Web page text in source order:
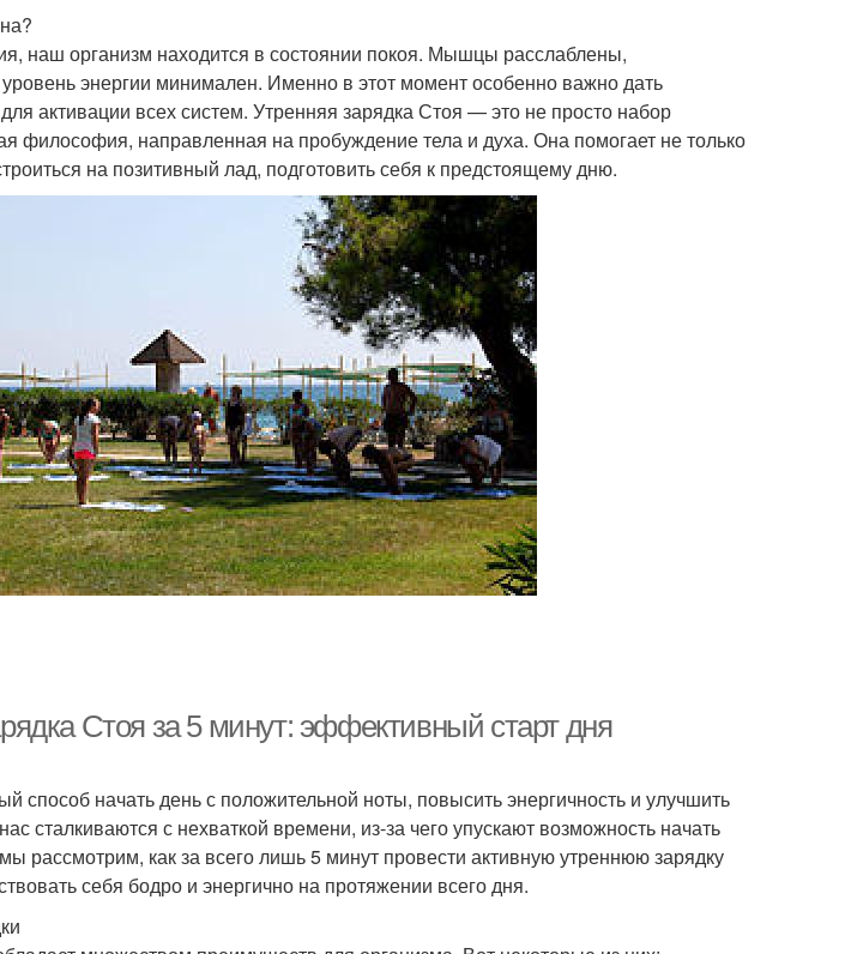
наш организм находится в состоянии покоя. Мышцы расслаблены,
энергии минимален. Именно в этот момент особенно важно дать
активации всех систем. Утренняя зарядка Стоя — это не просто набор
философия, направленная на пробуждение тела и духа. Она помогает не только
на позитивный лад, подготовить себя к предстоящему дню.
Стоя за 5 минут: эффективный старт дня
способ начать день с положительной ноты, повысить энергичность и улучшить
сталкиваются с нехваткой времени, из-за чего упускают возможность начать
рассмотрим, как за всего лишь 5 минут провести активную утреннюю зарядку
себя бодро и энергично на протяжении всего дня.